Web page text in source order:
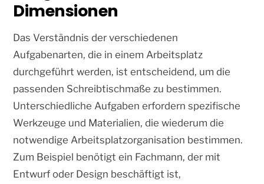
Dimensionen
Das Verständnis der verschiedenen
Aufgabenarten, die in einem Arbeitsplatz
durchgeführt werden, ist entscheidend, um die
passenden Schreibtischmaße zu bestimmen.
Unterschiedliche Aufgaben erfordern spezifische
Werkzeuge und Materialien, die wiederum die
notwendige Arbeitsplatzorganisation bestimmen.
Zum Beispiel benötigt ein Fachmann, der mit
Entwurf oder Design beschäftigt ist,